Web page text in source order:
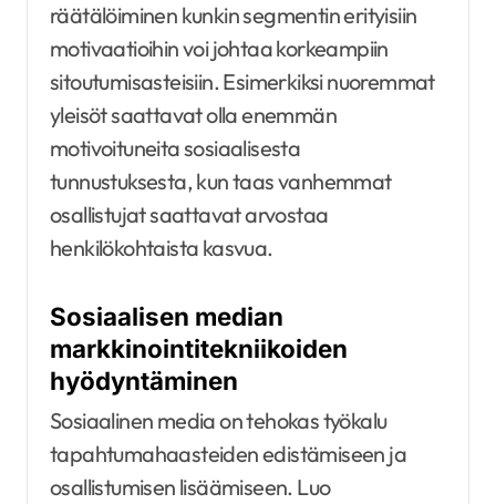
räätälöiminen kunkin segmentin erityisiin
motivaatioihin voi johtaa korkeampiin
sitoutumisasteisiin. Esimerkiksi nuoremmat
yleisöt saattavat olla enemmän
motivoituneita sosiaalisesta
tunnustuksesta, kun taas vanhemmat
osallistujat saattavat arvostaa
henkilökohtaista kasvua.
Sosiaalisen median
markkinointitekniikoiden
hyödyntäminen
Sosiaalinen media on tehokas työkalu
tapahtumahaasteiden edistämiseen ja
osallistumisen lisäämiseen. Luo